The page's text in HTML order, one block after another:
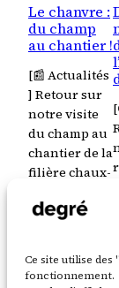
Ce site utilise
fonctionnement.
Le chanvre :
du champ
au chantier !
[📰 Actualités
] Retour sur
notre visite
du champ au
chantier de la
filière chaux-
le Gâtinais
l’arrivée d’un